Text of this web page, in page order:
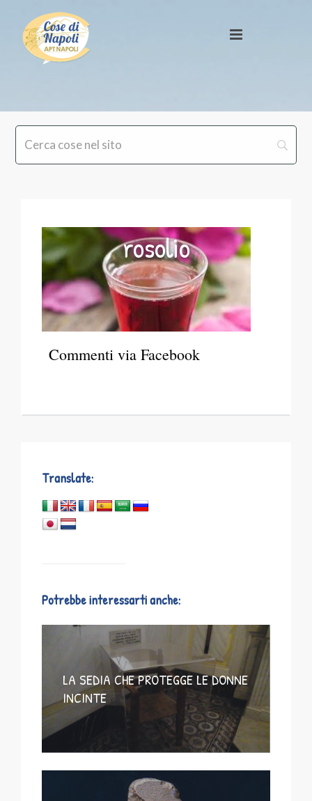
rosolio
Commenti via Facebook
Translate:
Potrebbe interessarti anche:
LA SEDIA CHE PROTEGGE LE DONNE
INCINTE